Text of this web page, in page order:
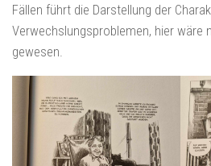
Fällen führt die Darstellung der
Verwechslungsproblemen, hier wäre
gewesen.